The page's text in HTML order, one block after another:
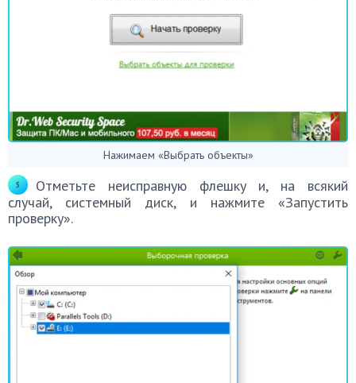
Нажимаем «Выбрать объекты»
Отметьте неисправную флешку и, на всякий
случай, системный диск, и нажмите «Запустить
проверку».